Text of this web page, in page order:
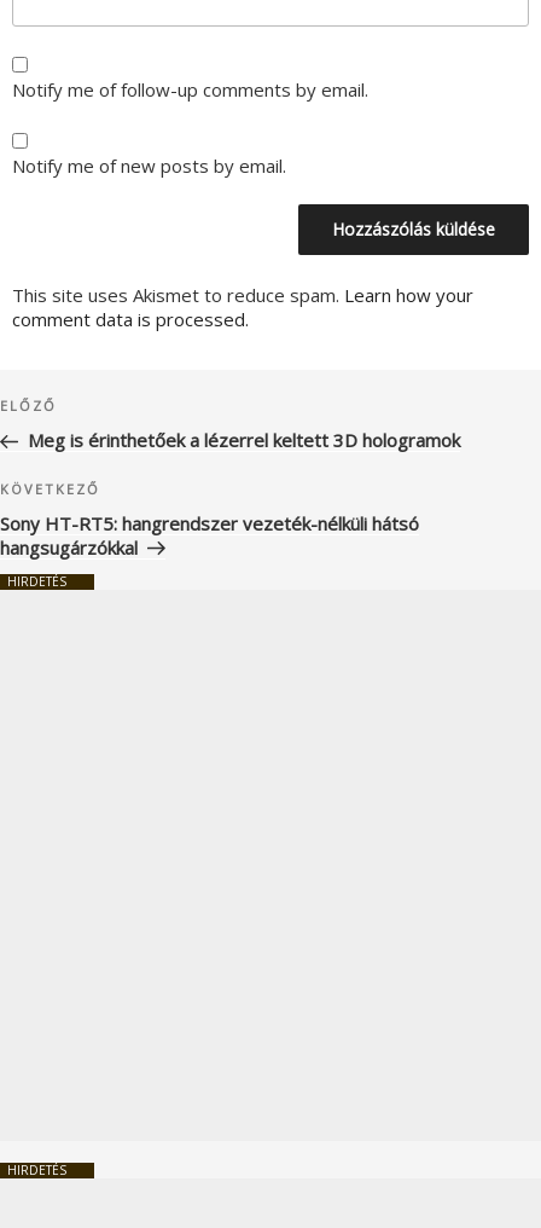
Notify me of follow-up comments by email.
Notify me of new posts by email.
This site uses Akismet to reduce spam. Learn how your
comment data is processed.
navigáció
Korábbi
bejegyzés
ELŐZŐ
Meg is érinthetőek a lézerrel keltett 3D hologramok
Következő
bejegyzés
KÖVETKEZŐ
Sony HT-RT5: hangrendszer vezeték-nélküli hátsó
hangsugárzókkal
HIRDETÉS
HIRDETÉS